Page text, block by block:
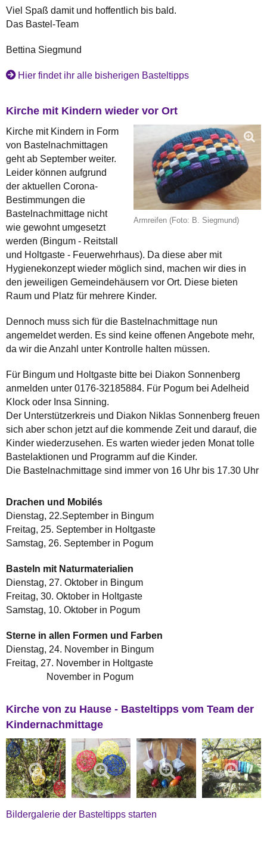
Viel Spaß damit und hoffentlich bis bald.
Das Bastel-Team
Bettina Siegmund
Hier findet ihr alle bisherigen Basteltipps
Kirche mit Kindern wieder vor Ort
Armreifen (Foto: B. Siegmund)
Kirche mit Kindern in Form
von Bastelnachmittagen
geht ab September weiter.
Leider können aufgrund
der aktuellen Corona-
Bestimmungen die
Bastelnachmittage nicht
wie gewohnt umgesetzt
werden (Bingum - Reitstall
und Holtgaste - Feuerwehrhaus). Da diese aber mit
Hygienekonzept wieder möglich sind, machen wir dies in
den jeweiligen Gemeindehäusern vor Ort. Diese bieten
Raum und Platz für mehrere Kinder.
Dennoch muss sich für die Bastelnachmittage nun
angemeldet werden. Es sind keine offenen Angebote mehr,
da wir die Anzahl unter Kontrolle halten müssen.
Für Bingum und Holtgaste bitte bei Diakon Sonnenberg
anmelden unter 0176-32185884. Für Pogum bei Adelheid
Klock oder Insa Sinning.
Der Unterstützerkreis und Diakon Niklas Sonnenberg freuen
sich aber schon jetzt auf die kommende Zeit und darauf, die
Kinder wiederzusehen. Es warten wieder jeden Monat tolle
Bastelaktionen und Programm auf die Kinder.
Die Bastelnachmittage sind immer von 16 Uhr bis 17.30 Uhr
Drachen und Mobilés
Dienstag, 22.September in Bingum
Freitag, 25. September in Holtgaste
Samstag, 26. September in Pogum
Basteln mit Naturmaterialien
Dienstag, 27. Oktober in Bingum
Freitag, 30. Oktober in Holtgaste
Samstag, 10. Oktober in Pogum
Sterne in allen Formen und Farben
Dienstag, 24. November in Bingum
Freitag, 27. November in Holtgaste
November in Pogum
Kirche von zu Hause - Basteltipps vom Team der
Kindernachmittage
Bildergalerie der Basteltipps starten